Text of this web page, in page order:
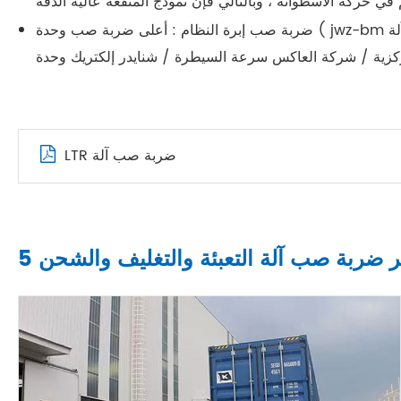
ضربة صب إبرة النظام : أعلى ضربة صب وحدة ( jwz-bm المستمر ضربة صب آلة ) النظام الكهربائي : سيمنز وحدة المعالجة المركزية وحدة التحكم في درجة الحرارة / سيمنز وحدة الانتاج
LTR ضربة صب آلة
ضربة صب آلة التعبئة والتغليف والشحن